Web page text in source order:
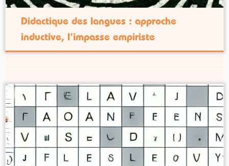
Didactique des langues : approche
inductive, l’impasse empiriste